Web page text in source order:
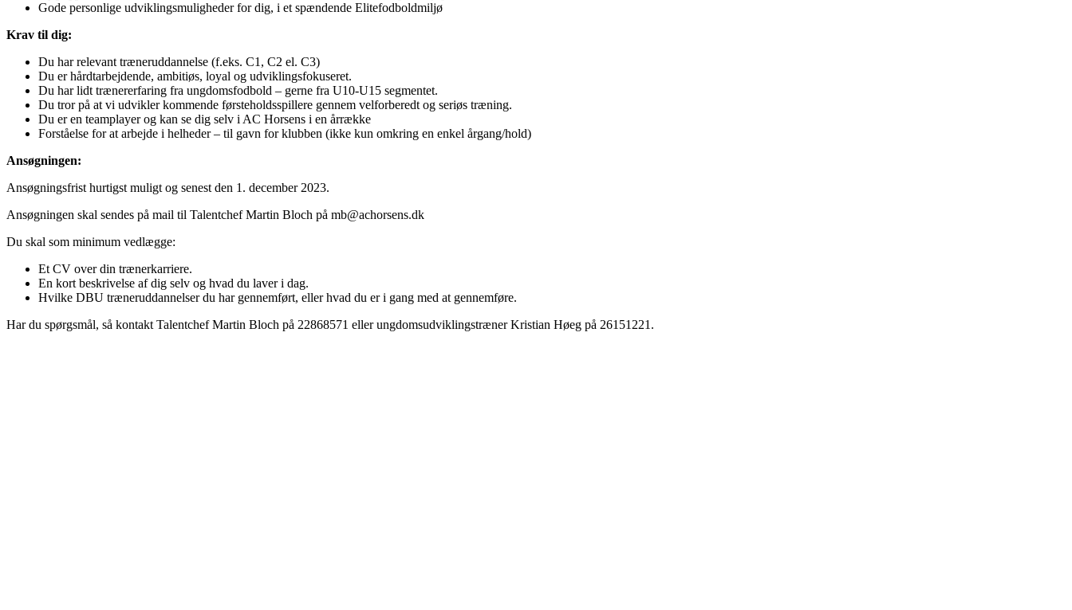
Gode personlige udviklingsmuligheder for dig, i et spændende Elitefodboldmiljø
Krav til dig:
Du har relevant træneruddannelse (f.eks. C1, C2 el. C3)
Du er hårdtarbejdende, ambitiøs, loyal og udviklingsfokuseret.
Du har lidt trænererfaring fra ungdomsfodbold – gerne fra U10-U15 segmentet.
Du tror på at vi udvikler kommende førsteholdsspillere gennem velforberedt og seriøs træning.
Du er en teamplayer og kan se dig selv i AC Horsens i en årrække
Forståelse for at arbejde i helheder – til gavn for klubben (ikke kun omkring en enkel årgang/hold)
Ansøgningen:
Ansøgningsfrist hurtigst muligt og senest den 1. december 2023.
Ansøgningen skal sendes på mail til Talentchef Martin Bloch på mb@achorsens.dk
Du skal som minimum vedlægge:
Et CV over din trænerkarriere.
En kort beskrivelse af dig selv og hvad du laver i dag.
Hvilke DBU træneruddannelser du har gennemført, eller hvad du er i gang med at gennemføre.
Har du spørgsmål, så kontakt Talentchef Martin Bloch på 22868571 eller ungdomsudviklingstræner Kristian Høeg på 26151221.